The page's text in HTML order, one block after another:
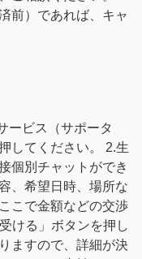
前）であれば、キャ
ービス（サポータ
してください。 2.生
個別チャットができ
、希望日時、場所な
こで金額などの交渉
ける」ボタンを押し
ますので、詳細が決